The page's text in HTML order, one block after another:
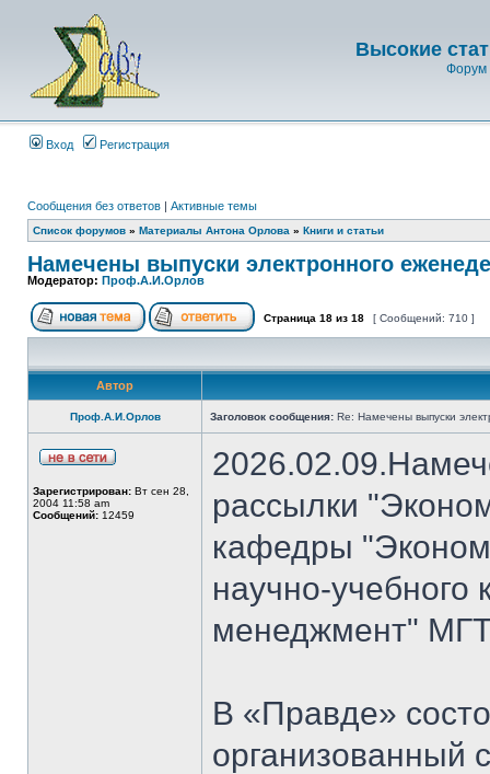
Высокие
Форум
Вход Регистрация
Сообщения без ответов | Активные темы
Список форумов » Материалы Антона Орлова » Книги и статьи
Намечены выпуски электронного
Модератор: Проф.А.И.Орлов
Страница 18 из 18 [ Сообщений: 710 ]
Автор
Проф.А.И.Орлов Заголовок сообщения: Re: Намечены выпуски
Зарегистрирован: Вт сен 28,
2004 11:58 am
Сообщений: 12459
рассылки
кафедры
научно-
менеджмент"
В «Правде»
организованный